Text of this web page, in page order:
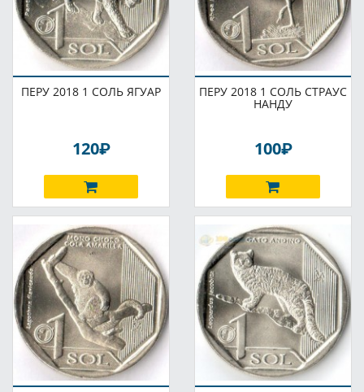
ПЕРУ 2018 1 СОЛЬ ЯГУАР
120P
ПЕРУ 2018 1 СОЛЬ СТРАУС
НАНДУ
100P